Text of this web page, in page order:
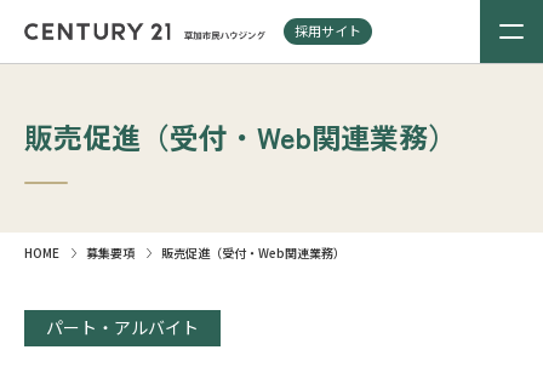
採用サイト
販売促進（受付・Web関連業務）
HOME 募集要項 販売促進（受付・Web関連業務）
パート・アルバイト